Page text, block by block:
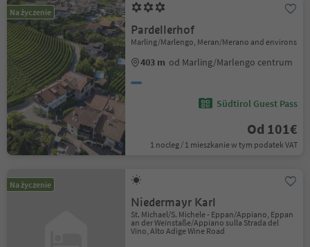
Na życzenie
Pardellerhof
Marling/Marlengo, Meran/Merano and environs
403 m od Marling/Marlengo centrum
Südtirol Guest Pass
Od 101€
1 nocleg / 1 mieszkanie w tym podatek VAT
Na życzenie
Niedermayr Karl
St. Michael/S. Michele - Eppan/Appiano, Eppan
an der Weinstaße/Appiano sulla Strada del
Vino, Alto Adige Wine Road